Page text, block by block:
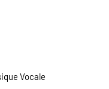
Vocale